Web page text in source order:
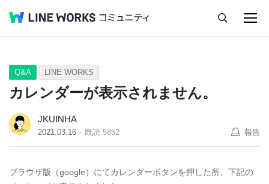
Q&A Tips Ideas
Q&A LINE WORKS
カレンダーが表示されません。
JKUINHA
2021.03.16 既読 5852 報告
ブラウザ版（google）にてカレンダーボタンを押した所、下記の